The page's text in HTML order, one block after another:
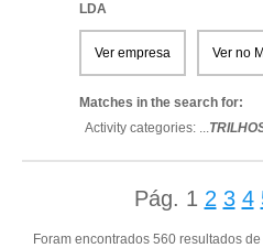
LDA
Ver empresa Ver no
Matches in the search for:
Activity categories: ...
Pág. 1 2 3 4
Foram encontrados 560 resultados